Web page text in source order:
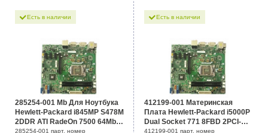
Есть в наличии
285254-001 Mb Для Ноутбука
Hewlett-Packard i845MP S478M
2DDR ATI RadeOn 7500 64Mb
AD1886A LAN For Evo N800c
285254-001 парт. номер
Есть в наличии
412199-001 Материнская
Плата Hewlett-Packard i5000P
Dual Socket 771 8FBD 2PCI-
E8x SVGA 2GbLAN E-ATX
412199-001 парт. номер